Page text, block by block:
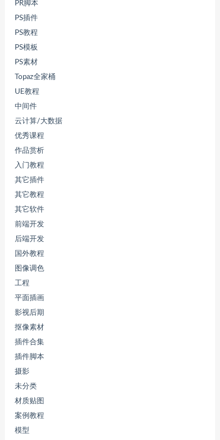
PR脚本
PS插件
PS教程
PS模板
PS素材
Topaz全家桶
UE教程
中间件
云计算/大数据
优秀课程
作品赏析
入门教程
其它插件
其它教程
其它软件
前端开发
后端开发
国外教程
图像调色
工程
平面插画
影视后期
抠像素材
插件合集
插件脚本
摄影
未分类
材质贴图
案例教程
模型